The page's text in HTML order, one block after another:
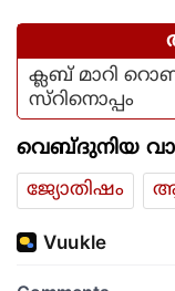
ക്ലബ് മാറി
സ്‌റിനൊപ്പം
വെബ്ദുനിയ
ജ്യോതിഷം